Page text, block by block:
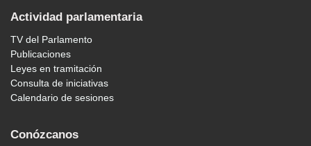
Actividad parlamentaria
TV del Parlamento
Publicaciones
Leyes en tramitación
Consulta de iniciativas
Calendario de sesiones
Conózcanos